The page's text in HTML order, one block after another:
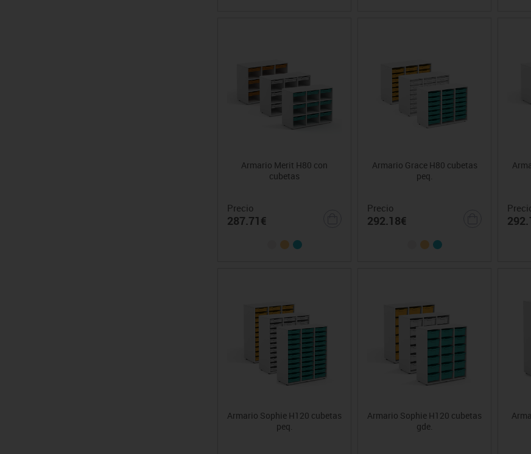
Armario Merit H80 con
cubetas
Precio
287.71€
Armario Grace H80 cubetas
peq.
Precio
292.18€
Armario Sophie H120 cubetas
peq.
Armario Sophie H120 cubetas
gde.